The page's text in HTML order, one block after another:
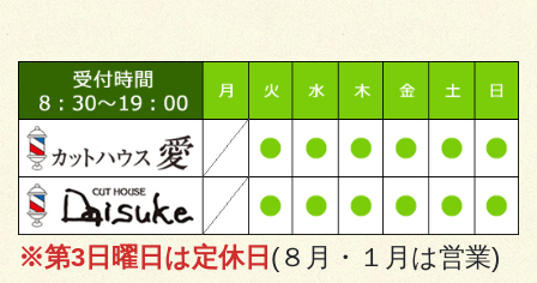
※第3日曜日は定休日 (８月・１月は営業)